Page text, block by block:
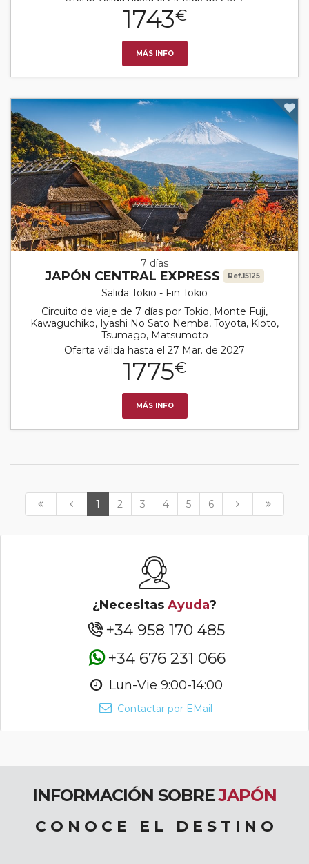
1743€
MÁS INFO
7 días
JAPÓN CENTRAL EXPRESS Ref.15125
Salida Tokio - Fin Tokio
Circuito de viaje de 7 días por Tokio, Monte Fuji,
Kawaguchiko, Iyashi No Sato Nemba, Toyota, Kioto,
Tsumago, Matsumoto
Oferta válida hasta el 27 Mar. de 2027
1775€
MÁS INFO
1 2 3 4 5 6
¿Necesitas Ayuda?
+34 958 170 485
+34 676 231 066
Lun-Vie 9:00-14:00
Contactar por EMail
INFORMACIÓN SOBREJAPÓN
C O N O C E E L D E S T I N O